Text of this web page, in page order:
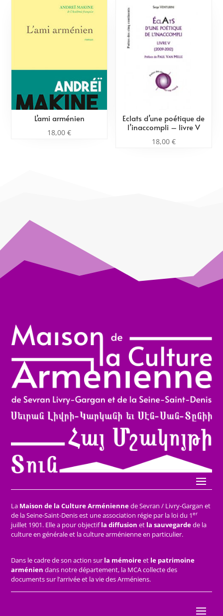
L’ami arménien
18,00€
Eclats d’une poétique de
l’inaccompli – livre V
18,00 €
La Maison de la Culture Arméniennede Sevran / Livry-Gargan et
de la Seine-Saint-Denis est une association régie par la loi du 1er
juillet 1901. Elle a pour objectifla diffusion et la sauvegardede la
culture en générale et la culture arménienne en particulier.
Dans le cadre de son action sur la mémoireet le patrimoine
arménien dans notre département, la MCA collecte des
documents sur l’arrivée et la vie des Arméniens.